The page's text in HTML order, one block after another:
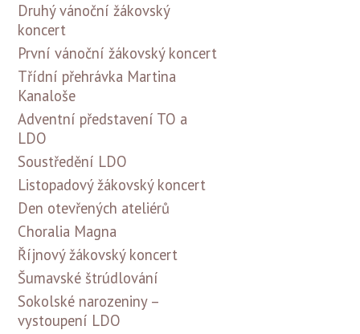
Druhý vánoční žákovský
koncert
První vánoční žákovský koncert
Třídní přehrávka Martina
Kanaloše
Adventní představení TO a
LDO
Soustředění LDO
Listopadový žákovský koncert
Den otevřených ateliérů
Choralia Magna
Říjnový žákovský koncert
Šumavské štrúdlování
Sokolské narozeniny –
vystoupení LDO